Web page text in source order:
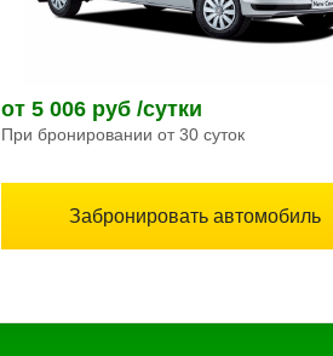
от 5 006 руб /сутки
При бронировании от 30 суток
Забронировать автомобиль